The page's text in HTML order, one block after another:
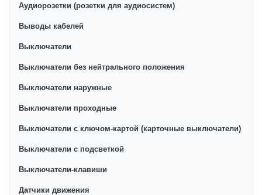
территории страны. Все это дополняет лучшая по
Узбекистану стоимость, Накладки комнатных
диапазон цен. Причем здесь представлена
оптимальная цена для каждой позиции из категории
Накладки комнатных термостатов.
Аудиорозетки (розетки для аудиосистем)
Выводы кабелей
Выключатели
Выключатели без нейтрального положения
Выключатели наружные
Выключатели проходные
Выключатели с ключом-картой (карточные выключатели)
Выключатели с подсветкой
Выключатели-клавиши
Датчики движения